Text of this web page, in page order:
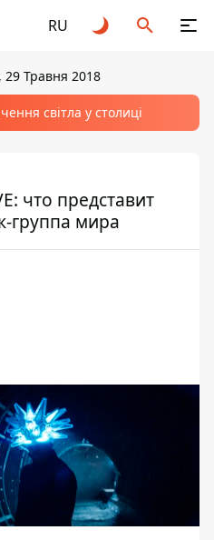
RU
29 Травня 2018
світла у столиці
что представит
группа мира